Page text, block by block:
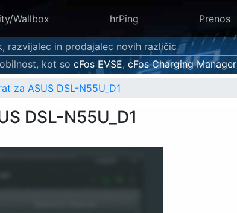
Wallbox hrPing Prenos
razvijalec in prodajalec novih različic
kot so cFos EVSE, cFos Charging Manager
za ASUS DSL-N55U_D1
DSL-N55U_D1